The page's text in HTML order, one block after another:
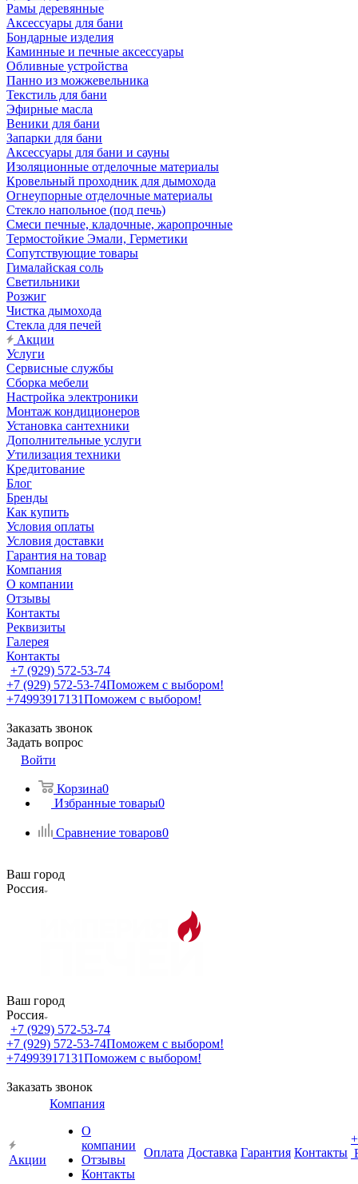
Рамы деревянные
Аксессуары для бани
Бондарные изделия
Каминные и печные аксессуары
Обливные устройства
Панно из можжевельника
Текстиль для бани
Эфирные масла
Веники для бани
Запарки для бани
Аксессуары для бани и сауны
Изоляционные отделочные материалы
Кровельный проходник для дымохода
Огнеупорные отделочные материалы
Стекло напольное (под печь)
Смеси печные, кладочные, жаропрочные
Термостойкие Эмали, Герметики
Сопутствующие товары
Гималайская соль
Светильники
Розжиг
Чистка дымохода
Стекла для печей
Акции
Услуги
Сервисные службы
Сборка мебели
Настройка электроники
Монтаж кондиционеров
Установка сантехники
Дополнительные услуги
Утилизация техники
Кредитование
Блог
Бренды
Как купить
Условия оплаты
Условия доставки
Гарантия на товар
Компания
О компании
Отзывы
Контакты
Реквизиты
Галерея
Контакты
+7 (929) 572-53-74
+7 (929) 572-53-74Поможем с выбором!
+74993917131Поможем с выбором!
Заказать звонок
Задать вопрос
Войти
Корзина0
Избранные товары0
Сравнение товаров0
Ваш город
Россия
Ваш город
Россия
+7 (929) 572-53-74
+7 (929) 572-53-74Поможем с выбором!
+74993917131Поможем с выбором!
Заказать звонок
Акции
Компания
О
компании
Отзывы
Контакты
Оплата Доставка Гарантия Контакты
+